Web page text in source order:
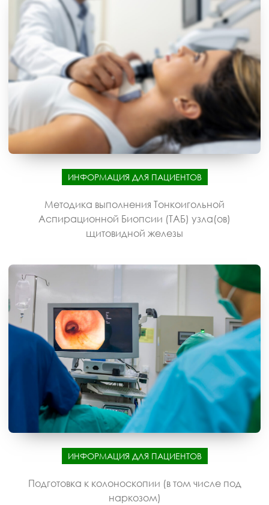
ИНФОРМАЦИЯ ДЛЯ ПАЦИЕНТОВ
Методика выполнения Тонкоигольной
Аспирационной Биопсии (ТАБ) узла(ов)
щитовидной железы
ИНФОРМАЦИЯ ДЛЯ ПАЦИЕНТОВ
Подготовка к колоноскопии (в том числе под
наркозом)